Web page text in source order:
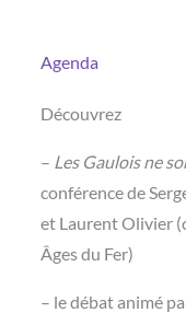
Agenda
Découvrez
– Les Gaulois ne
conférence de
et Laurent Olivier
Âges du Fer)
– le débat animé